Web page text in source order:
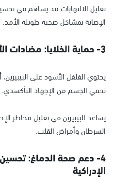
تقليل الالتهابات قد يساهم في
الإصابة بمشاكل صحية طويلة الأمد.
3- حماية الخلايا: مضادات الأكسدة القوية
يحتوي الفلفل الأسود على
تحمي الجسم من الإجهاد التأكسدي.
يساعد البيبيرين في تقليل مخاطر
السرطان وأمراض القلب.
4- دعم صحة الدماغ:
الإدراكية